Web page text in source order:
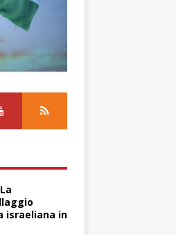
israeliana in